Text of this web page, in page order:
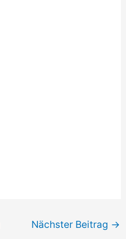
Nächster Beitrag →